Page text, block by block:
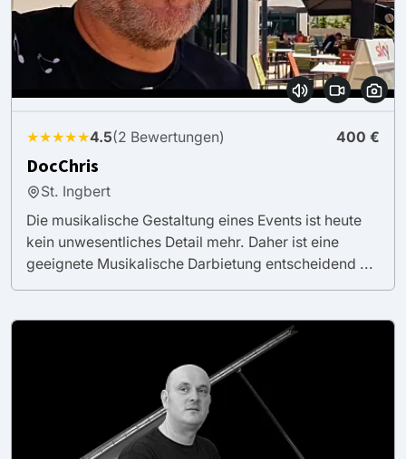
★★★★★4.5(2 Bewertungen) 400 €
DocChris
St. Ingbert
Die musikalische Gestaltung eines Events ist heute
kein unwesentliches Detail mehr. Daher ist eine
geeignete Musikalische Darbietung entscheidend ...